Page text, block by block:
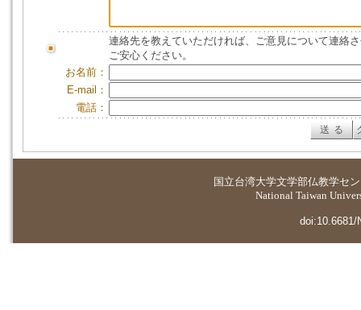
連絡先を教えていただければ、ご意見について連絡
ご安心ください。
お名前：
E-mail：
電話：
国立台湾大学文学部仏教学セ
National Taiwan
doi:10.6681/